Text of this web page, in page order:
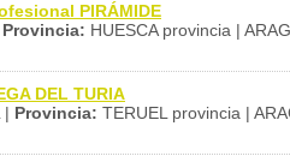
PIRÁMIDE
Provincia: HUESCA provincia |
DEL TURIA
| Provincia: TERUEL provincia |